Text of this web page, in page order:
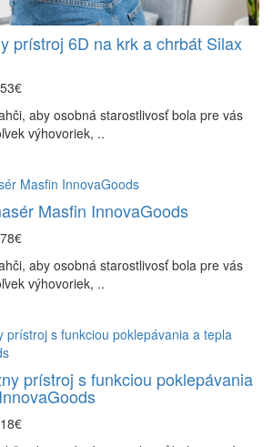
prístroj 6D na krk a chrbát Silax
aby osobná starostlivosť bola pre vás
výhovoriek, ..
Masfin InnovaGoods
aby osobná starostlivosť bola pre vás
výhovoriek, ..
prístroj s funkciou poklepávania